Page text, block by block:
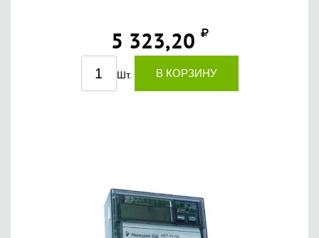
5 323,20
Шт. В КОРЗИНУ